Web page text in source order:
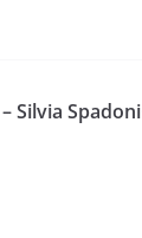
Silvia Spadoni